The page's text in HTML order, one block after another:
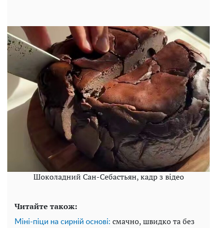
Шоколадний Сан-Себастьян, кадр з відео
Читайте також:
Міні-піци на сирній основі: смачно, швидко та без